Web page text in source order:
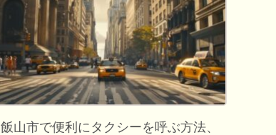
飯山市で便利にタクシーを呼ぶ方法、